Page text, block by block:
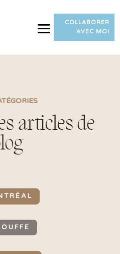
COLLABORER
AVEC MOI
articles de